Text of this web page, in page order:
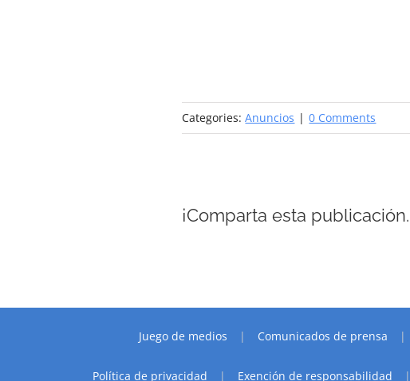
Categories:Anuncios | 0 Comments
¡Comparta esta
Juego de medios Comunicados de prensa
Política de privacidad Exención de responsabilidad